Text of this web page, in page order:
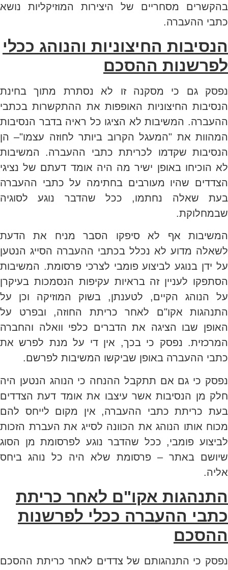
בהקשרים מסחריים של היצירות המוזיקליות נושא
כתבי ההעברה.
הנסיבות החיצוניות והנוהג ככלי
לפרשנות ההסכם
נפסק גם כי מסקנה זו לא נסתרת מתוך בחינת
הנסיבות החיצוניות האופפות את ההתקשרות בכתבי
ההעברה. המשיבות לא הציגו כל ראיה בדבר הנסיבות
המהוות את "המעגל הקרוב ביותר לחוזה עצמו"– הן
הנסיבות שקדמו לכריתת כתבי ההעברה. המשיבות
לא הוכיחו באופן ישיר מה היה אומד דעתם של נציגי
הצדדים שהיו מעורבים בחתימה על כתבי ההעברה
בעת שאלה נחתמו, ככל שהדבר נוגע לסוגיה
שבמחלוקת.
המשיבות אף לא סיפקו הסבר מניח את הדעת
לשאלה מדוע לא נכלל בכתבי ההעברה הסייג הנטען
על ידן בנוגע לביצוע פומבי לצרכי פרסומת. המשיבות
הסתפקו לעניין זה בראיות עקיפות הנסמכות בעיקרן
על הנוהג הקיים, לטענתן, בשוק המוזיקה וכן על
התנהגות אקו"ם לאחר כריתת החוזה, ובפרט על
האופן שבו הציגה את הדברים כלפי וואלה והחברה
המרכזית. נפסק כי בכך, אין די על מנת לפרש את
כתבי ההעברה באופן שביקשו המשיבות לפרשם.
נפסק כי גם אם תתקבל ההנחה כי הנוהג הנטען היה
חלק מן הנסיבות אשר עיצבו את אומד דעת הצדדים
בעת כריתת כתבי ההעברה, אין מקום לייחס להם
מכוח אותו הנוהג את הכוונה לסייג את העברת הזכות
לביצוע פומבי, ככל שהדבר נוגע לפרסומת מן הסוג
שיושם באתר – פרסומת שלא היה כל נוהג ביחס
אליה.
התנהגות אקו"ם לאחר כריתת
כתבי ההעברה ככלי לפרשנות
ההסכם
נפסק כי התנהגותם של צדדים לאחר כריתת ההסכם